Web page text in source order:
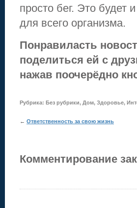
просто бег. Это будет
для всего организма.
Понравиласть
поделиться ей с
нажав поочерёдно
Рубрика: Без рубрики, Дом, Здоровье,
← Ответственность за свою жизнь
Комментирование